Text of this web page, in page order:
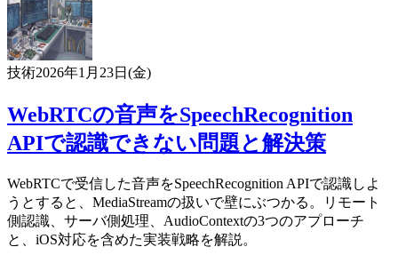
技術2026年1月23日(金)
WebRTCの音声をSpeechRecognition
APIで認識できない問題と解決策
WebRTCで受信した音声をSpeechRecognition APIで認識しよ
うとすると、MediaStreamの扱いで壁にぶつかる。リモート
側認識、サーバ側処理、AudioContextの3つのアプローチ
と、iOS対応を含めた実装戦略を解説。